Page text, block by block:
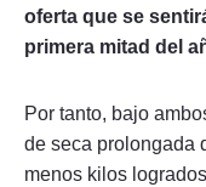
oferta que se
primera mitad del
Por tanto, bajo
de seca prolongada
menos kilos